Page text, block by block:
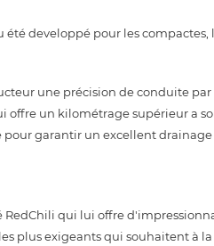
developpé pour les compactes,
une précision de conduite
un kilométrage supérieur a
garantir un excellent
qui lui offre
plus exigeants qui souhaitent à